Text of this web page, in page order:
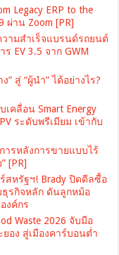
Legacy ERP to the
ผ่าน Zoom [PR]
ามสำเร็จแบรนด์รถยนต์
EV 3.5 จาก GWM
สู่ “ผู้นำ” ได้อย่างไร?
เคลื่อน Smart Energy
ระดับพรีเมียม เข้ากับ
ารหลังการขายแบบไร้
[PR]
สหรัฐฯ! Brady ปิดดีลซื้อ
ธุรกิจหลัก ดันลูกหม้อ
งค์กร
Waste 2026 จับมือ
อง สู่เมืองคาร์บอนต่ำ